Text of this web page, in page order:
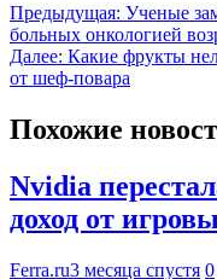
Предыдущая: Ученые
больных онкологией
Далее: Какие фрукты
от шеф-повара
Похожие
Nvidia
доход от
Ferra.ru3 месяца спустя 0